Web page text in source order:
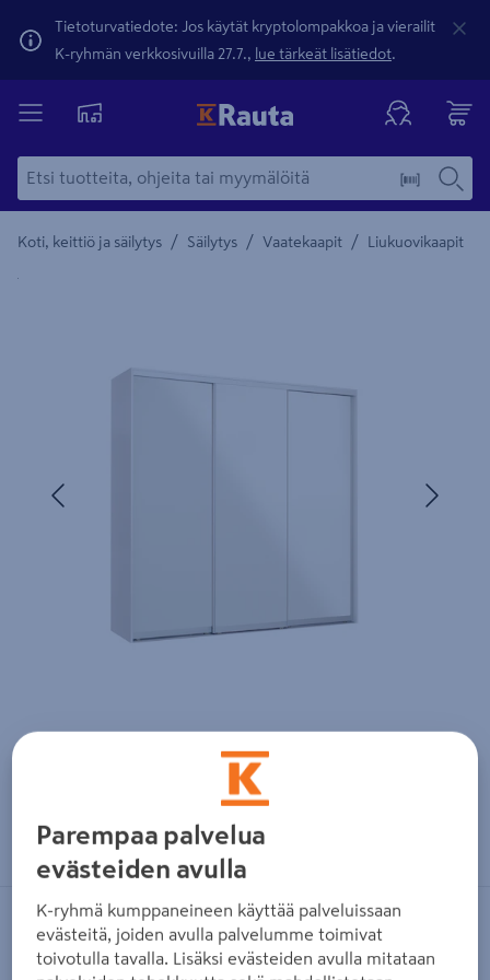
Tietoturvatiedote: Jos käytät kryptolompakkoa ja vierailit
K-ryhmän verkkosivuilla 27.7., lue tärkeät lisätiedot.
Koti, keittiö ja säilytys / Säilytys / Vaatekaapit / Liukuovikaapit
Yksityiskohtainen kuvaus löytyy Tuotteen kuvaus -
Zoomaa kuvaa sormilla kosketusnäytöllä
Liukuovikaapisto Cello 2374
CELLO
Parempaa palvelua
evästeiden avulla
K-ryhmä kumppaneineen käyttää palveluissaan
evästeitä, joiden avulla palvelumme toimivat
toivotulla tavalla. Lisäksi evästeiden avulla mitataan